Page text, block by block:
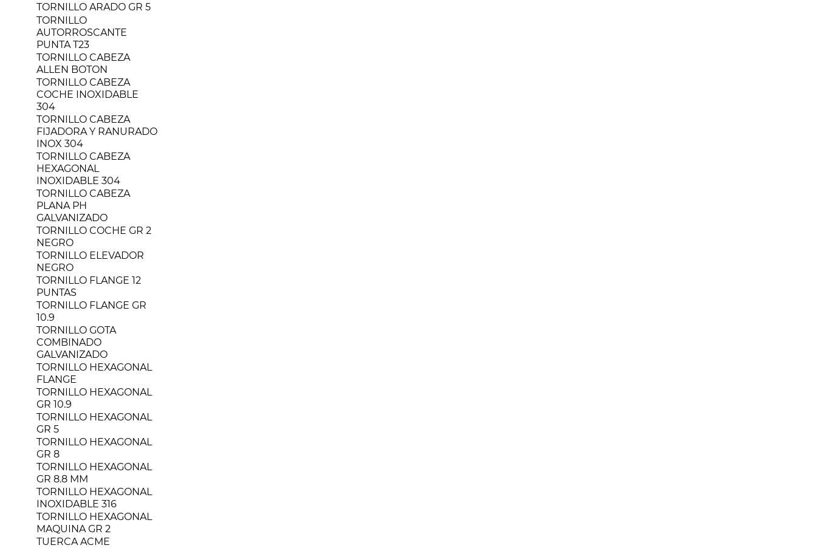
TORNILLO ARADO GR 5
TORNILLO
AUTORROSCANTE
PUNTA T23
TORNILLO CABEZA
ALLEN BOTON
TORNILLO CABEZA
COCHE INOXIDABLE
304
TORNILLO CABEZA
FIJADORA Y RANURADO
INOX 304
TORNILLO CABEZA
HEXAGONAL
INOXIDABLE 304
TORNILLO CABEZA
PLANA PH
GALVANIZADO
TORNILLO COCHE GR 2
NEGRO
TORNILLO ELEVADOR
NEGRO
TORNILLO FLANGE 12
PUNTAS
TORNILLO FLANGE GR
10.9
TORNILLO GOTA
COMBINADO
GALVANIZADO
TORNILLO HEXAGONAL
FLANGE
TORNILLO HEXAGONAL
GR 10.9
TORNILLO HEXAGONAL
GR 5
TORNILLO HEXAGONAL
GR 8
TORNILLO HEXAGONAL
GR 8.8 MM
TORNILLO HEXAGONAL
INOXIDABLE 316
TORNILLO HEXAGONAL
MAQUINA GR 2
TUERCA ACME